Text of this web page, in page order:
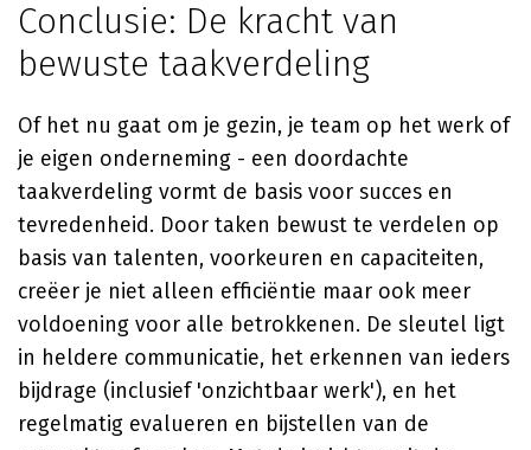
Conclusie: De kracht van
bewuste taakverdeling
Of het nu gaat om je gezin, je team op het werk of
je eigen onderneming - een doordachte
taakverdeling vormt de basis voor succes en
tevredenheid. Door taken bewust te verdelen op
basis van talenten, voorkeuren en capaciteiten,
creëer je niet alleen efficiëntie maar ook meer
voldoening voor alle betrokkenen. De sleutel ligt
in heldere communicatie, het erkennen van ieders
bijdrage (inclusief 'onzichtbaar werk'), en het
regelmatig evalueren en bijstellen van de